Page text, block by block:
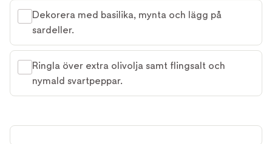
Dekorera med basilika, mynta och lägg på
sardeller.
Ringla över extra olivolja samt flingsalt och
nymald svartpeppar.